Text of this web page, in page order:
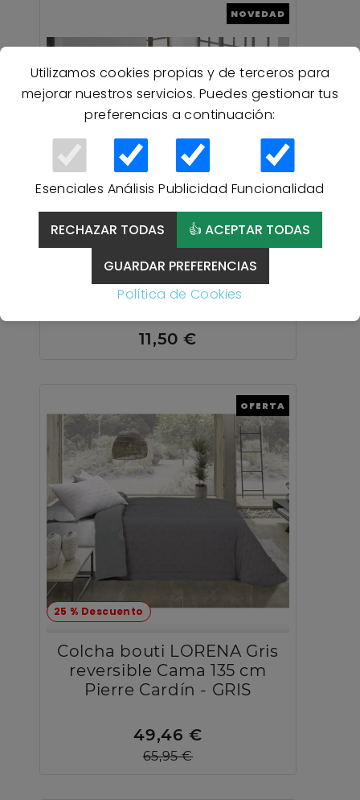
Utilizamos cookies propias y de terceros para
mejorar nuestros servicios. Puedes gestionar tus
preferencias a continuación:
Esenciales Análisis Publicidad Funcionalidad
RECHAZAR TODAS
👍 ACEPTAR TODAS
GUARDAR PREFERENCIAS
Política de Cookies
NOVEDAD
OASIS Gris One Living Suave
y Moderna - GRIS
11,50 €
25 % Descuento
OFERTA
Colcha bouti LORENA Gris
reversible Cama 135 cm
Pierre Cardín - GRIS
49,46 €
65,95 €